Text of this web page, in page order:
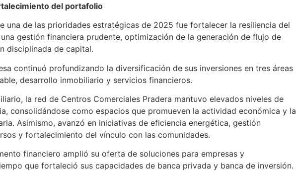
del portafolio
una de las prioridades estratégicas de 2025 fue fortalecer la resiliencia del
gestión financiera prudente, optimización de la generación de flujo de
disciplinada de capital.
continuó profundizando la diversificación de sus inversiones en tres áreas
desarrollo inmobiliario y servicios financieros.
la red de Centros Comerciales Pradera mantuvo elevados niveles de
consolidándose como espacios que promueven la actividad económica y la
Asimismo, avanzó en iniciativas de eficiencia energética, gestión
y fortalecimiento del vínculo con las comunidades.
financiero amplió su oferta de soluciones para empresas y
que fortaleció sus capacidades de banca privada y banca de inversión.